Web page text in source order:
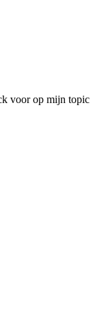
voor op mijn topic